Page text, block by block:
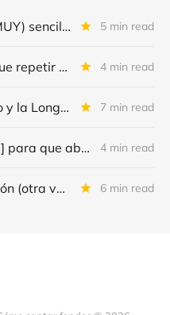
Automatizaciones (MUY) sencillas para conseguir (MÁS) “leads” y donativos 5 min read
En fundraising hay que repetir y repetir, como en el día de la marmota 4 min read
El principio de Pareto y la Long Tail 7 min read
⑬ [Buenas prácticas] para que abran (más) tus correos y consigas (más y mejores) donativos 4 min read
Frecuencia y repetición (otra vez) de los correos de fundraising 6 min read